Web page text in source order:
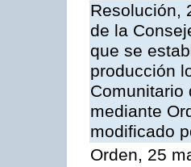
Resolución,
de la
que se
producción
Comunitario
mediante
modificado
Orden, 25